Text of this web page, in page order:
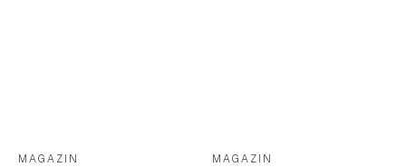
MAGAZIN MAGAZIN